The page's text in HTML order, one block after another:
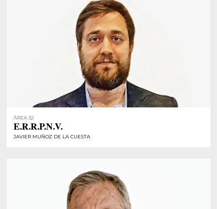
ÁREA 52
E.R.R.P.N.V.
JAVIER MUÑOZ DE LA CUESTA